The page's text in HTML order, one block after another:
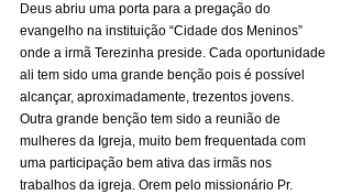
Deus abriu uma porta para a pregação do
evangelho na instituição “Cidade dos Meninos”
onde a irmã Terezinha preside. Cada oportunidade
ali tem sido uma grande benção pois é possível
alcançar, aproximadamente, trezentos jovens.
Outra grande benção tem sido a reunião de
mulheres da Igreja, muito bem frequentada com
uma participação bem ativa das irmãs nos
trabalhos da igreja. Orem pelo missionário Pr.